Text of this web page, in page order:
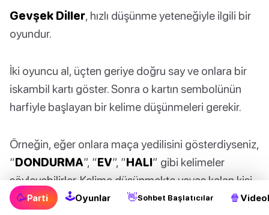
Gevşek Diller, hızlı düşünme yeteneğiyle ilgili bir
oyundur.
İki oyuncu al, üçten geriye doğru say ve onlara bir
iskambil kartı göster. Sonra o kartın sembolünün
harfiyle başlayan bir kelime düşünmeleri gerekir.
Örneğin, eğer onlara maça yedilisini gösterdiyseniz,
“DONDURMA”, “EV”, “HALI” gibi kelimeler
söyleyebilirler. Kelime düşünmekte yavaş kalan kişi
kaybeder ve içmek zorunda kalır.
🥳Parti 🕹Oyunlar 👋Sohbet Başlatıcılar 🍿